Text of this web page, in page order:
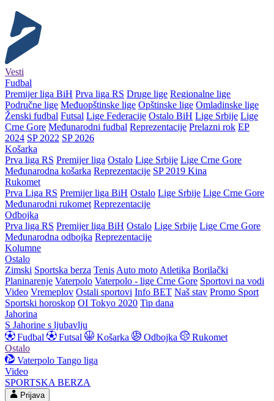
Vesti
Fudbal
Premijer liga BiH Prva liga RS Druge lige Regionalne lige
Područne lige Međuopštinske lige Opštinske lige Omladinske lige
Ženski fudbal Futsal Lige Federacije Ostalo BiH Lige Srbije Lige
Crne Gore Međunarodni fudbal Reprezentacije Prelazni rok EP
2024 SP 2022 SP 2026
Košarka
Prva liga RS Premijer liga Ostalo Lige Srbije Lige Crne Gore
Međunarodna košarka Reprezentacije SP 2019 Kina
Rukomet
Prva Liga RS Premijer liga BiH Ostalo Lige Srbije Lige Crne Gore
Međunarodni rukomet Reprezentacije
Odbojka
Prva liga RS Premijer liga BiH Ostalo Lige Srbije Lige Crne Gore
Međunarodna odbojka Reprezentacije
Kolumne
Ostalo
Zimski Sportska berza Tenis Auto moto Atletika Borilački
Planinarenje Vaterpolo Vaterpolo - lige Crne Gore Sportovi na vodi
Video Vremeplov Ostali sportovi Info BET Naš stav Promo Sport
Sportski horoskop OI Tokyo 2020 Tip dana
Jahorina
S Jahorine s ljubavlju
Fudbal
Futsal Košarka Odbojka
Rukomet
Ostalo
Vaterpolo Tango liga
Video
SPORTSKA BERZA
Prijava